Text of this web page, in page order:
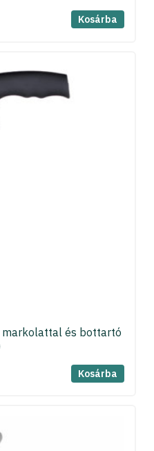
Kosárba
markolattal és bottartó
Kosárba